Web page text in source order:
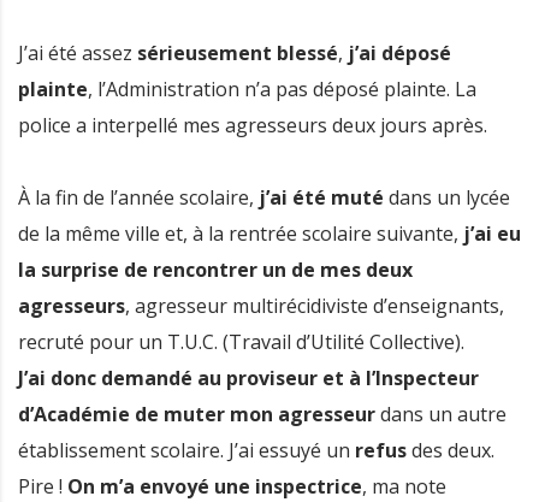
J’ai été assez sérieusement blessé, j’ai déposé
plainte, l’Administration n’a pas déposé plainte. La
police a interpellé mes agresseurs deux jours après.
À la fin de l’année scolaire, j’ai été muté dans un lycée
de la même ville et, à la rentrée scolaire suivante, j’ai eu
la surprise de rencontrer un de mes deux
agresseurs, agresseur multirécidiviste d’enseignants,
recruté pour un T.U.C. (Travail d’Utilité Collective).
J’ai donc demandé au proviseur et à l’Inspecteur
d’Académie de muter mon agresseurdans un autre
établissement scolaire. J’ai essuyé un refusdes deux.
Pire ! On m’a envoyé une inspectrice, ma note